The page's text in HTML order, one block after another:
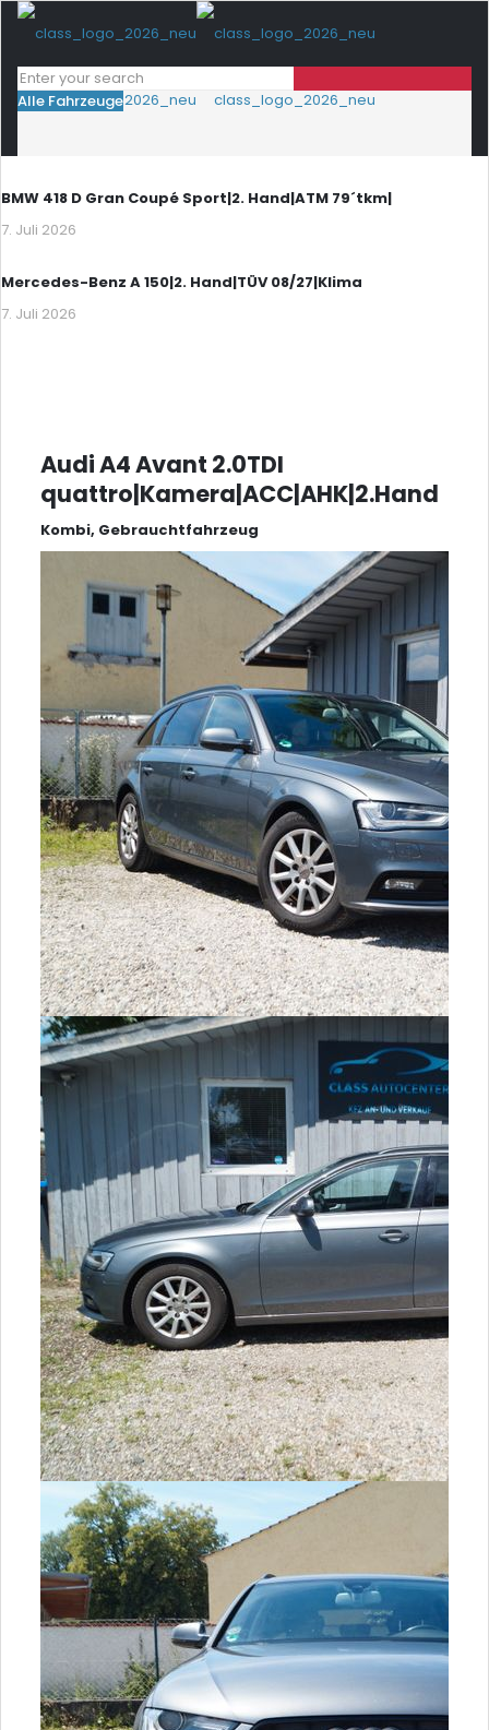
Alle Fahrzeuge
BMW 418 D Gran Coupé Sport|2. Hand|ATM 79´tkm|
7. Juli 2026
Mercedes-Benz A 150|2. Hand|TÜV 08/27|Klima
7. Juli 2026
Audi A4 Avant 2.0TDI
quattro|Kamera|ACC|AHK|2.Hand
Kombi, Gebrauchtfahrzeug